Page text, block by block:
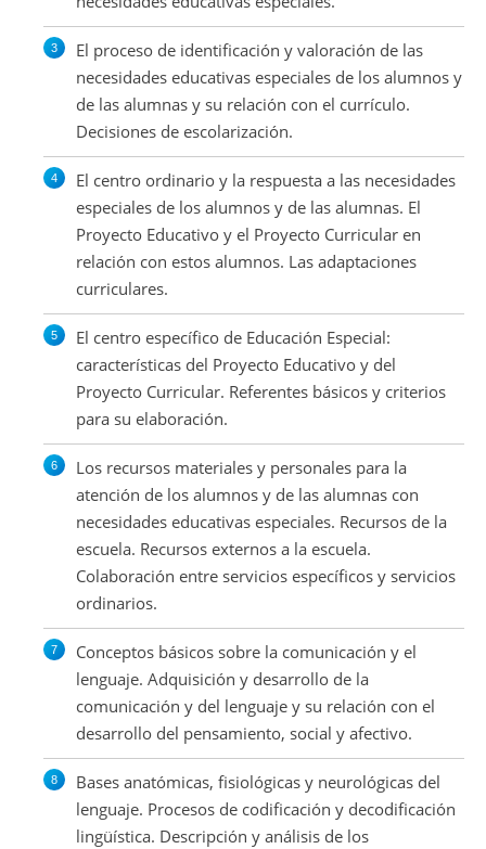
El proceso de identificación y valoración de las
necesidades educativas especiales de los alumnos y
de las alumnas y su relación con el currículo.
Decisiones de escolarización.
El centro ordinario y la respuesta a las necesidades
especiales de los alumnos y de las alumnas. El
Proyecto Educativo y el Proyecto Curricular en
relación con estos alumnos. Las adaptaciones
curriculares.
El centro específico de Educación Especial:
características del Proyecto Educativo y del
Proyecto Curricular. Referentes básicos y criterios
para su elaboración.
Los recursos materiales y personales para la
atención de los alumnos y de las alumnas con
necesidades educativas especiales. Recursos de la
escuela. Recursos externos a la escuela.
Colaboración entre servicios específicos y servicios
ordinarios.
Conceptos básicos sobre la comunicación y el
lenguaje. Adquisición y desarrollo de la
comunicación y del lenguaje y su relación con el
desarrollo del pensamiento, social y afectivo.
Bases anatómicas, fisiológicas y neurológicas del
lenguaje. Procesos de codificación y decodificación
lingüística. Descripción y análisis de los